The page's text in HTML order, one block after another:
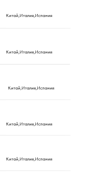
Китай,Италия,Испания
Китай,Италия,Испания
Китай,Италия,Испания
Китай,Италия,Испания
Китай,Италия,Испания